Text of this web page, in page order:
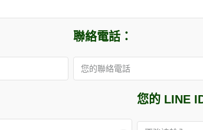
聯絡電話：
您的 LINE